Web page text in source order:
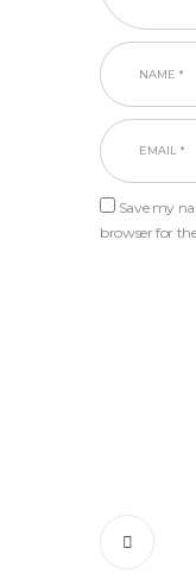
Save my
browser for